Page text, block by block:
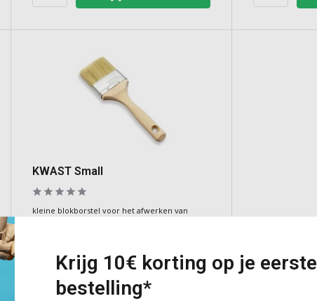
KWAST Small
kleine blokborstel voor het afwerken van
€6,00
Incl. BTW
Krijg 10€ korting op je eerste
bestelling*